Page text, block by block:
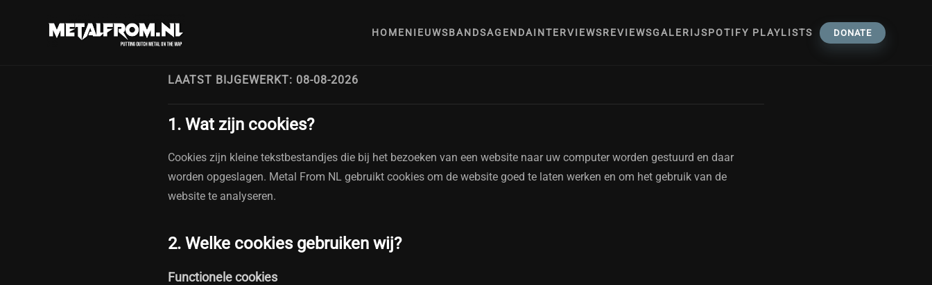
HOMENIEUWSBANDSAGENDAINTERVIEWSREVIEWSGALERIJSPOTIFY PLAYLISTS DONATE
COOKIEVERKLARING
LAATST BIJGEWERKT: 08-08-2026
1. Wat zijn cookies?
Cookies zijn kleine tekstbestandjes die bij het bezoeken van een website naar uw computer worden gestuurd en daar
worden opgeslagen. Metal From NL gebruikt cookies om de website goed te laten werken en om het gebruik van de
website te analyseren.
2. Welke cookies gebruiken wij?
Functionele cookies